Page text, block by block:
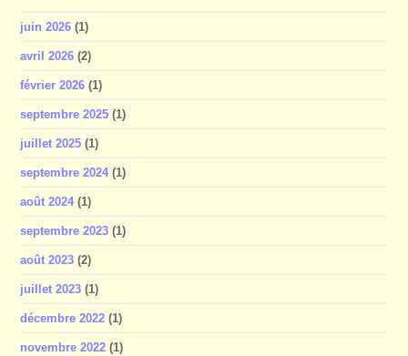
juin 2026 (1)
avril 2026 (2)
février 2026 (1)
septembre 2025 (1)
juillet 2025 (1)
septembre 2024 (1)
août 2024 (1)
septembre 2023 (1)
août 2023 (2)
juillet 2023 (1)
décembre 2022 (1)
novembre 2022 (1)